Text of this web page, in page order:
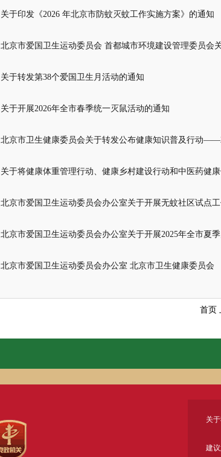
关于印发《2026 年北京市防蚊灭蚊工作实施方案》的通知
北京市爱国卫生运动委员会 首都城市环境建设管理委员会
关于转发第38个爱国卫生月活动的通知
关于开展2026年全市春季统一灭鼠活动的通知
北京市卫生健康委员会关于转发公布健康知识普及行动
关于将健康体重管理行动、健康乡村建设行动和中医药健
北京市爱国卫生运动委员会办公室关于开展无蚊社区试点
北京市爱国卫生运动委员会办公室关于开展2025年全市夏
北京市爱国卫生运动委员会办公室 北京市卫生健康委员
首页
关
建